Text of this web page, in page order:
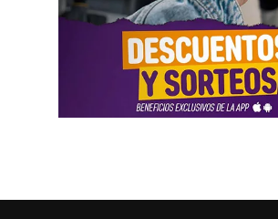
La agenda de trabajo comenzó con un
Embajada Argentina en Estados
comitiva se reunió con el equipo de
acompaña la organización de las
organismos internacionales y entidades